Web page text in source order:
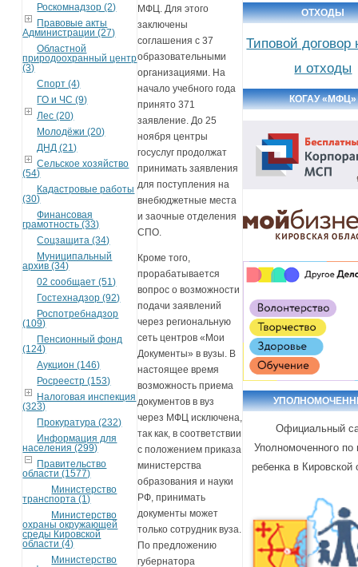
Роскомнадзор (2)
Правовые акты
Администрации (27)
Областной
природоохранный центр
(3)
Спорт (4)
ГО и ЧС (9)
Лес (20)
Молодёжи (20)
ДНД (21)
Сельское хозяйство
(54)
Кадастровые работы
(30)
Финансовая
грамотность (33)
Соцзащита (34)
Муниципальный
архив (34)
02 сообщает (51)
Гостехнадзор (92)
Роспотребнадзор
(109)
Пенсионный фонд
(124)
Аукцион (146)
Росреестр (153)
Налоговая инспекция
(323)
Прокуратура (232)
Информация для
населения (299)
Правительство
области (1577)
Министерство
транспорта (1)
Министерство
охраны окружающей
среды Кировской
области (4)
Министерство
МФЦ. Для этого
заключены
соглашения с 37
образовательными
организациями. На
начало учебного года
принято 371
заявление. До 25
ноября центры
госуслуг продолжат
принимать заявления
для поступления на
внебюджетные места
и заочные отделения
СПО.
Кроме того,
прорабатывается
вопрос о возможности
подачи заявлений
через региональную
сеть центров «Мои
Документы» в вузы. В
настоящее время
возможность приема
документов в вуз
через МФЦ исключена,
так как, в соответствии
с положением приказа
министерства
образования и науки
РФ, принимать
документы может
только сотрудник вуза.
По предложению
губернатора
ОТХОДЫ
Типовой
и отходы
КОГАУ «МФЦ»
Официальный
Уполномоченного по
ребенка в Кировской